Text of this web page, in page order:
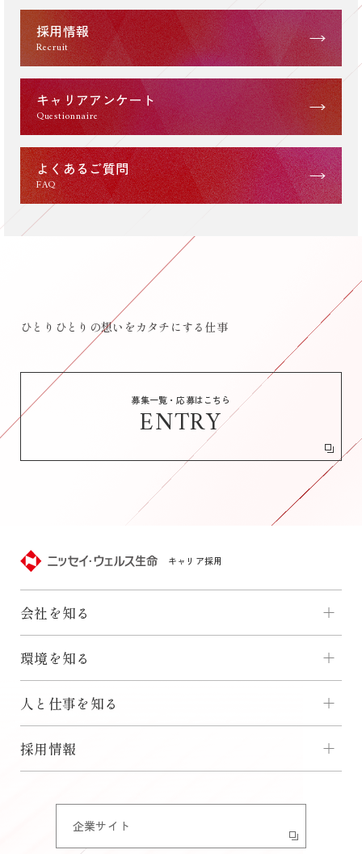
採用情報
Recruit
キャリアアンケート
Questionnaire
よくあるご質問
FAQ
挑戦の先にある、たしかな未来
ひとりひとりの想いをカタチにする仕事
募集一覧・応募はこちら
ENTRY
キャリア採用
会社を知る
環境を知る
人と仕事を知る
採用情報
企業サイト